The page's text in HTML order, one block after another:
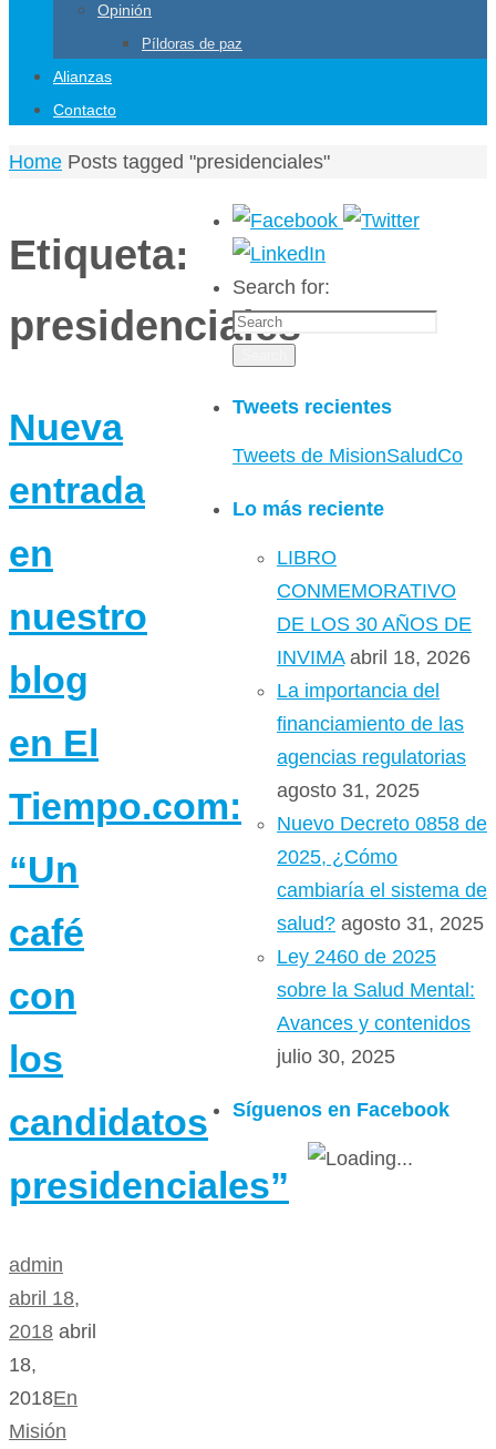
Opinión
Píldoras de paz
Alianzas
Contacto
Home Posts tagged "presidenciales"
Etiqueta:
presidenciales
Nueva
entrada
en
nuestro
blog
en El
Tiempo.com:
“Un
café
con
los
candidatos
presidenciales”
admin
abril 18,
2018 abril
18,
2018En
Misión
Search for:
Tweets recientes
Tweets de MisionSaludCo
Lo más reciente
LIBRO
CONMEMORATIVO
DE LOS 30 AÑOS DE
INVIMA abril 18, 2026
La importancia del
financiamiento de las
agencias regulatorias
agosto 31, 2025
Nuevo Decreto 0858 de
2025, ¿Cómo
cambiaría el sistema de
salud? agosto 31, 2025
Ley 2460 de 2025
sobre la Salud Mental:
Avances y contenidos
julio 30, 2025
Síguenos en Facebook